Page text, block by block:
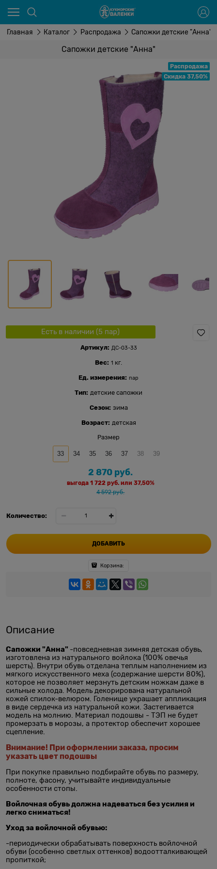
Главная Каталог Распродажа Сапожки детские "Анна"
Сапожки детские "Анна"
Распродажа
Скидка 37,50%
Есть в наличии (5 пар)
Артикул: ДС-03-33
Вес: 1 кг.
Ед. измерения: пар
Тип: детские сапожки
Сезон: зима
Возраст: детская
Размер
33 34 35 36 37 38 39
4 592 руб.
2 870 руб.
выгода 1 722 руб.или 37,50%
Количество:
ДОБАВИТЬ
Корзина:
Описание
Сапожки "Анна" -повседневная зимняя детская обувь,
изготовлена из натурального войлока (100% овечья
шерсть). Внутри обувь отделана теплым наполнением из
мягкого искусственного меха (содержание шерсти 80%),
которое не позволяет мерзнуть детским ножкам даже в
сильные холода. Модель декорирована натуральной
кожей спилок-велюром. Голенище украшает аппликация
в виде сердечка из натуральной кожи. Застегивается
модель на молнию. Материал подошвы - ТЭП не будет
промерзать в морозы, а протектор обеспечит хорошее
сцепление.
Внимание! При оформлении заказа, просим
указать цвет подошвы
При покупке правильно подбирайте обувь по размеру,
полноте, фасону, учитывайте индивидуальные
особенности стопы.
Войлочная обувь должна надеваться без усилия и
легко сниматься!
Уход за войлочной обувью:
-периодически обрабатывать поверхность войлочной
обуви (особенно светлых оттенков) водоотталкивающей
пропиткой;